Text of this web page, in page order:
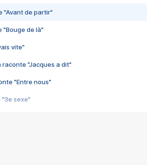
"Avant de partir"
"Bouge de là"
vite"
raconte "Jacques a dit"
"Entre nous"
"3e sexe"